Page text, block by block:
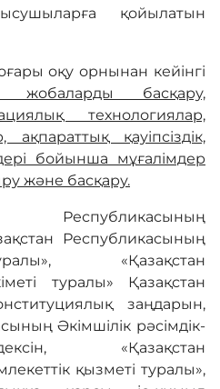
қойылатын
оқу орнынан кейінгі
жобаларды басқару,
технологиялар,
ақпараттық қауіпсіздік,
бойынша мұғалімдер
және басқару.
Республикасының
«Қазақстан
туралы» Қазақстан
заңдарын,
Әкімшілік рәсімдік-
«Қазақстан
қызметі туралы»,